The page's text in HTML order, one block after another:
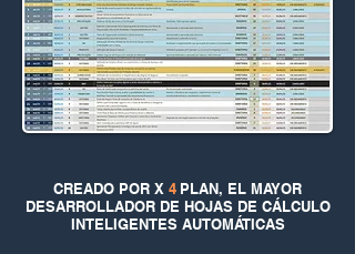
CREADO POR X 4 PLAN, EL MAYOR
DESARROLLADOR DE HOJAS DE CÁLCULO
INTELIGENTES AUTOMÁTICAS